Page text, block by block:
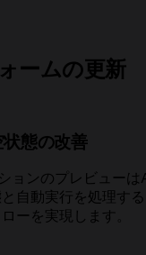
ームの更新
態の改善
ョンのプレビューは
自動実行を処理す
ーを実現します。